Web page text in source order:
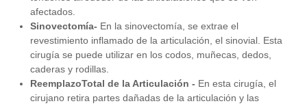
afectados.
Sinovectomía- En la sinovectomía, se extrae el
revestimiento inflamado de la articulación, el sinovial. Esta
cirugía se puede utilizar en los codos, muñecas, dedos,
caderas y rodillas.
ReemplazoTotal de la Articulación - En esta cirugía, el
cirujano retira partes dañadas de la articulación y las